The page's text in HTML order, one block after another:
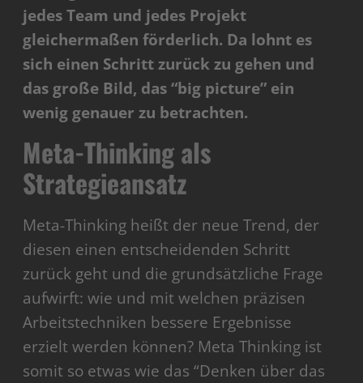
jedes Team und jedes Projekt
gleichermaßen förderlich. Da lohnt es
sich einen Schritt zurück zu gehen und
das große Bild, das “big picture” ein
wenig genauer zu betrachten.
Meta-Thinking als
Strategieansatz
Meta-Thinking heißt der neue Trend, der
diesen einen entscheidenden Schritt
zurück geht und die grundsätzliche Frage
aufwirft: wie und mit welchen präzisen
Arbeitstechniken bessere Ergebnisse
erzielt werden können? Meta Thinking ist
somit so etwas wie das “Denken über das